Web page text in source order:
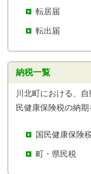
転居届
転出届
納税一覧
川北町における、
民健康保険税の納期
国民健康保険
町・県民税